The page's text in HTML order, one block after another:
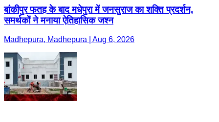
बांकीपुर फतह के बाद मधेपुरा में जनसुराज का शक्ति प्रदर्शन,
समर्थकों ने मनाया ऐतिहासिक जश्न
Madhepura, Madhepura | Aug 6, 2026